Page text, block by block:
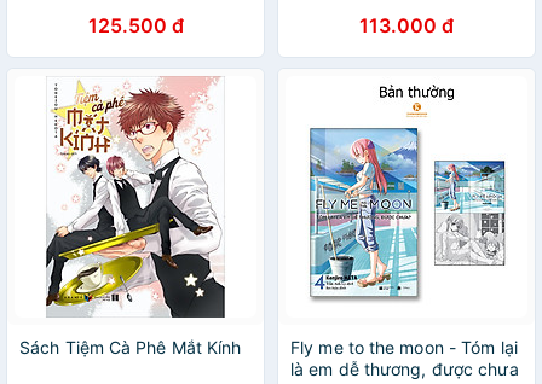
Bán Người (Song ngữ Anh -
Việt)
125.500 đ 113.000 đ
Sách Tiệm Cà Phê Mắt Kính
Fly me to the moon - Tóm lại
là em dễ thương, được chưa